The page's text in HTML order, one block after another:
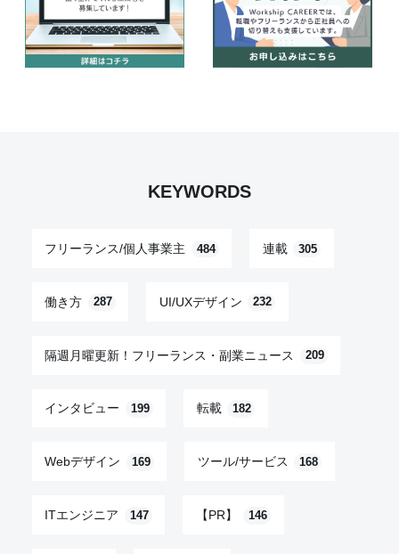
KEYWORDS
フリーランス/個人事業主 484 連載 305
働き方 287 UI/UXデザイン 232
隔週月曜更新！フリーランス・副業ニュース 209
インタビュー 199 転載 182
Webデザイン 169 ツール/サービス 168
ITエンジニア 147 【PR】 146